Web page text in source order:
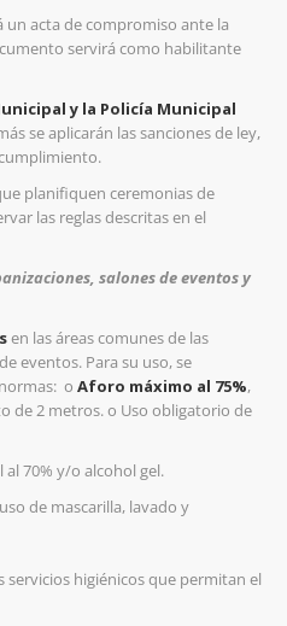
un acta de compromiso ante la
servirá como habilitante
y la Policía Municipal
se aplicarán las sanciones de ley,
planifiquen ceremonias de
las reglas descritas en el
salones de eventos y
en las áreas comunes de las
eventos. Para su uso, se
o Aforo máximo al 75%,
de 2 metros.o Uso obligatorio de
70% y/o alcohol gel.
de mascarilla, lavado y
higiénicos que permitan el